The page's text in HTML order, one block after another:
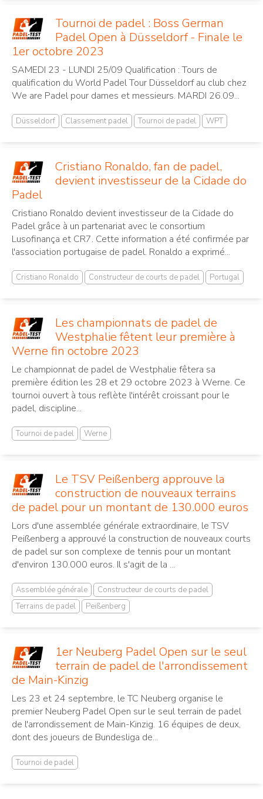
Tournoi de padel : Boss German
Padel Open à Düsseldorf - Finale le
1er octobre 2023
SAMEDI 23 - LUNDI 25/09 Qualification : Tours de
qualification du World Padel Tour Düsseldorf au club chez
We are Padel pour dames et messieurs. MARDI 26.09...
Düsseldorf Classement padel Tournoi de padel WPT
Cristiano Ronaldo, fan de padel,
devient investisseur de la Cidade do
Padel
Cristiano Ronaldo devient investisseur de la Cidade do
Padel grâce à un partenariat avec le consortium
Lusofinança et CR7. Cette information a été confirmée par
l'association portugaise de padel. Ronaldo a exprimé...
Cristiano Ronaldo Constructeur de courts de padel Portugal
Les championnats de padel de
Westphalie fêtent leur première à
Werne fin octobre 2023
Le championnat de padel de Westphalie fêtera sa
première édition les 28 et 29 octobre 2023 à Werne. Ce
tournoi ouvert à tous reflète l'intérêt croissant pour le
padel, discipline...
Tournoi de padel Werne
Le TSV Peißenberg approuve la
construction de nouveaux terrains
de padel pour un montant de 130.000 euros
Lors d'une assemblée générale extraordinaire, le TSV
Peißenberg a approuvé la construction de nouveaux courts
de padel sur son complexe de tennis pour un montant
d'environ 130.000 euros. Il s'agit de la ...
Assemblée générale
Constructeur de courts de padel
Terrains de padel
Peißenberg
1er Neuberg Padel Open sur le seul
terrain de padel de l'arrondissement
de Main-Kinzig
Les 23 et 24 septembre, le TC Neuberg organise le
premier Neuberg Padel Open sur le seul terrain de padel
de l'arrondissement de Main-Kinzig. 16 équipes de deux,
dont des joueurs de Bundesliga de...
Tournoi de padel